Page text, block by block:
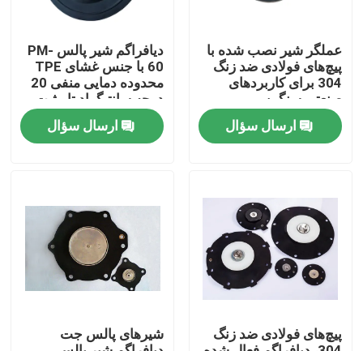
خونه
درباره ما
عملگر شیر نصب شده با
پیچ‌های فولادی ضد زنگ
304 برای کاربردهای
صنعتی سنگین
ارسال سؤال
دیافراگم شیر پالس PM-
60 با جنس غشای TPE
محدوده دمایی منفی 20
درجه سانتیگراد تا مثبت
150 درجه سانتیگراد ایده
آل برای تجهیزات صنعتی
ارسال سؤال
پیچ‌های فولادی ضد زنگ
شیرهای پالس جت